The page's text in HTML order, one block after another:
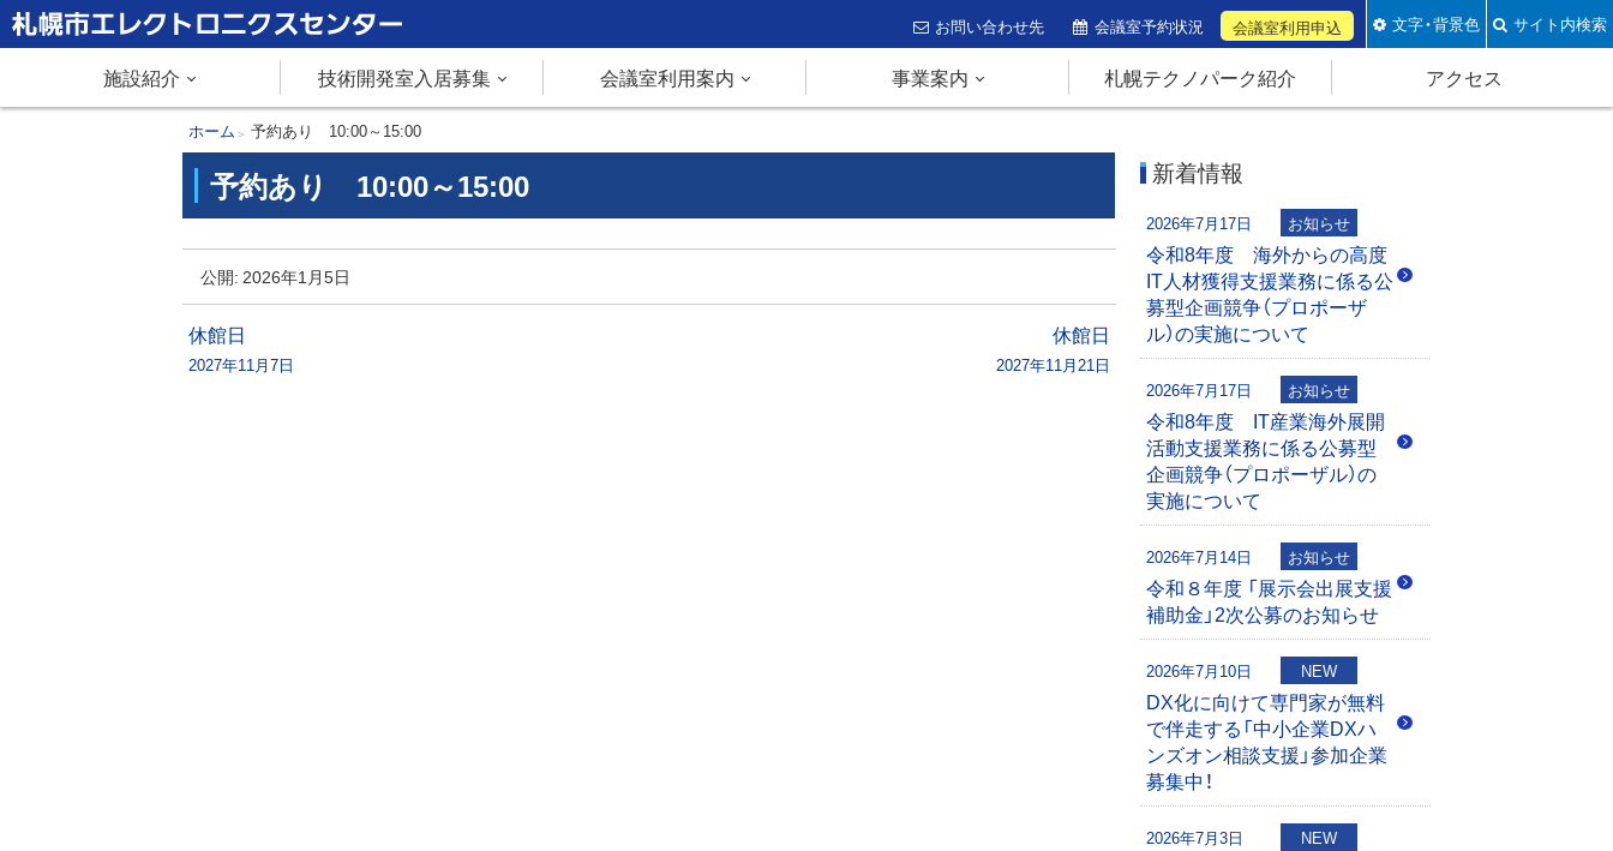
本
文
メ
札幌市エレクトロニクスセンター
お問い合わせ先 会議室予約状況 会議室利用申込 文字・背景色 サイト内検索
施設紹介 技術開発室入居募集 会議室利用案内 事業案内 札幌テクノパーク紹介 アクセス
現
在
置
の
層
ホーム 予約あり 10:00～15:00
予約あり 10:00～15:00
予
約
あ
り
公開:2026年1月5日
投
休館日
2027年11月7日
休館日
2027年11月21日
新着情報
2026年7月17日 お知らせ
令和8年度 海外からの高度
IT人材獲得支援業務に係る公
募型企画競争（プロポーザ
ル）の実施について
2026年7月17日 お知らせ
令和8年度 IT産業海外展開
活動支援業務に係る公募型
企画競争（プロポーザル）の
実施について
2026年7月14日 お知らせ
令和８年度 「展示会出展支援
補助金」2次公募のお知らせ
2026年7月10日 NEW
DX化に向けて専門家が無料
で伴走する「中小企業DXハ
ンズオン相談支援」参加企業
募集中！
2026年7月3日 NEW